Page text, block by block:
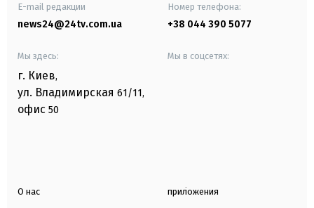
E-mail редакции
news24@24tv.com.ua
Номер телефона:
+38 044 390 5077
Мы здесь:
г. Киев,
ул. Владимирская 61/11,
офис 50
Мы в соцсетях:
О нас приложения